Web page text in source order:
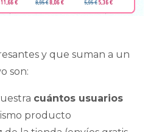
y que suman a un
son:
cuántos usuarios
producto